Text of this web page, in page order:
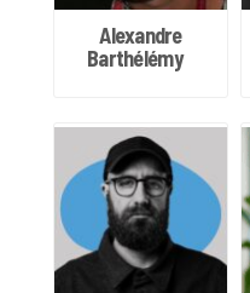
Alexandre
Barthélémy